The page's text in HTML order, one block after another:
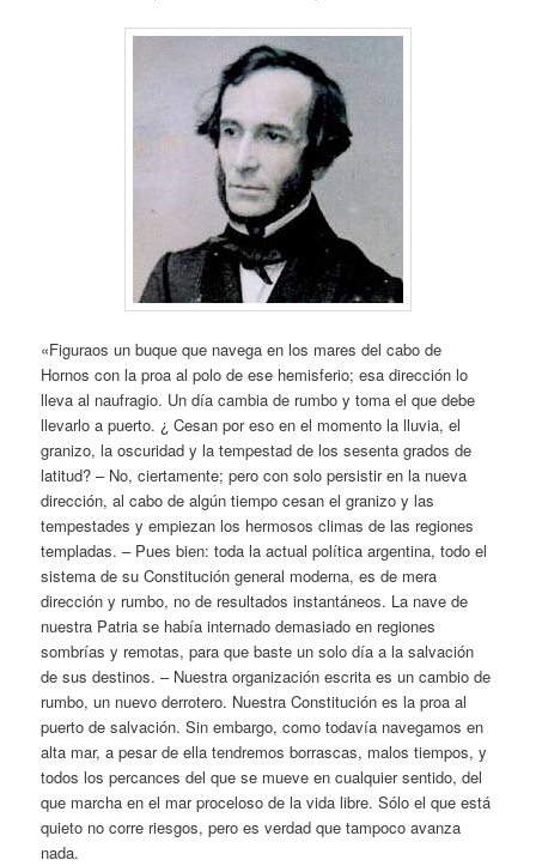
«Figuraos un buque que navega en los mares del cabo de
Hornos con la proa al polo de ese hemisferio; esa dirección lo
lleva al naufragio. Un día cambia de rumbo y toma el que debe
llevarlo a puerto. ¿ Cesan por eso en el momento la lluvia, el
granizo, la oscuridad y la tempestad de los sesenta grados de
latitud? – No, ciertamente; pero con solo persistir en la nueva
dirección, al cabo de algún tiempo cesan el granizo y las
tempestades y empiezan los hermosos climas de las regiones
templadas. – Pues bien: toda la actual política argentina, todo el
sistema de su Constitución general moderna, es de mera
dirección y rumbo, no de resultados instantáneos. La nave de
nuestra Patria se había internado demasiado en regiones
sombrías y remotas, para que baste un solo día a la salvación
de sus destinos. – Nuestra organización escrita es un cambio de
rumbo, un nuevo derrotero. Nuestra Constitución es la proa al
puerto de salvación. Sin embargo, como todavía navegamos en
alta mar, a pesar de ella tendremos borrascas, malos tiempos, y
todos los percances del que se mueve en cualquier sentido, del
que marcha en el mar proceloso de la vida libre. Sólo el que está
quieto no corre riesgos, pero es verdad que tampoco avanza
nada.